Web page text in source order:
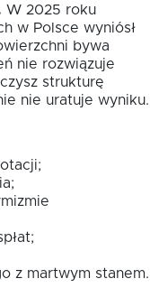
W 2025 roku
w Polsce wyniósł
bywa
nie rozwiązuje
strukturę
nie uratuje wyniku.
z martwym stanem.